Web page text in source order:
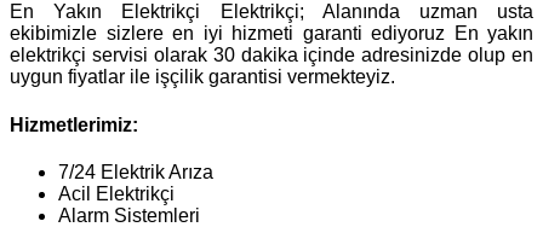
En Yakın Elektrikçi Elektrikçi; Alanında uzman usta
ekibimizle sizlere en iyi hizmeti garanti ediyoruz En yakın
elektrikçi servisi olarak 30 dakika içinde adresinizde olup en
uygun fiyatlar ile işçilik garantisi vermekteyiz.
Hizmetlerimiz:
7/24 Elektrik Arıza
Acil Elektrikçi
Alarm Sistemleri